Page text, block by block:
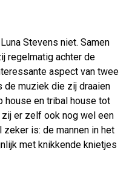
Stevens niet. Samen
regelmatig achter de
aspect van twee
de muziek die zij draaien
house en tribal house tot
er zelf ook nog wel een
is: de mannen in het
met knikkende knietjes